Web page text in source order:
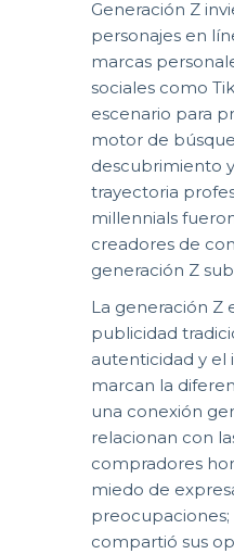
Generación Z
personajes en
marcas
sociales como
escenario para
motor de
descubrimiento
trayectoria
millennials
creadores de
generación Z
La generación Z
publicidad
autenticidad y el
marcan la
una conexión
relacionan con
compradores
miedo de
compartió sus